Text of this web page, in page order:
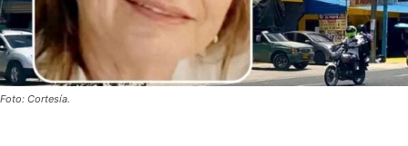
Foto: Cortesía.